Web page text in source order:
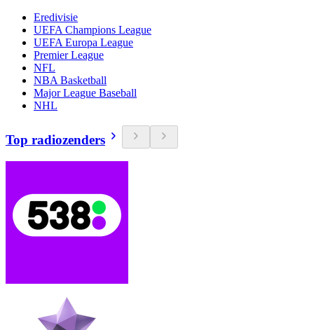
Eredivisie
UEFA Champions League
UEFA Europa League
Premier League
NFL
NBA Basketball
Major League Baseball
NHL
Top radiozenders